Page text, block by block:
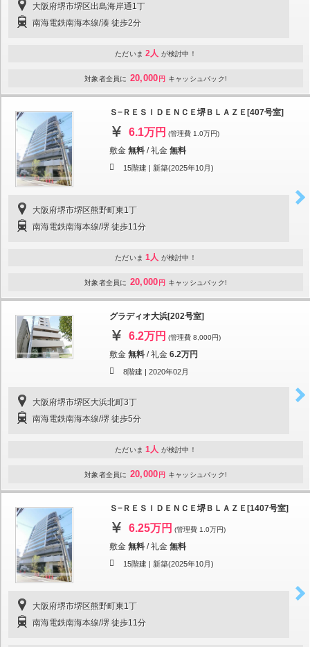
大阪府堺市堺区出島海岸通1丁
南海電鉄南海本線/湊 徒歩2分
ただいま 2人 が検討中！
対象者全員に 20,000 円 キャッシュバック!
Ｓ−ＲＥＳＩＤＥＮＣＥ堺ＢＬＡＺＥ[407号室]
6.1万円 (管理費 1.0万円)
敷金 無料 /礼金 無料
15階建 | 新築(2025年10月)
大阪府堺市堺区熊野町東1丁
南海電鉄南海本線/堺 徒歩11分
ただいま 1人 が検討中！
対象者全員に 20,000 円 キャッシュバック!
グラディオ大浜[202号室]
6.2万円 (管理費 8,000円)
敷金 無料 /礼金 6.2万円
8階建 | 2020年02月
大阪府堺市堺区大浜北町3丁
南海電鉄南海本線/堺 徒歩5分
ただいま 1人 が検討中！
対象者全員に 20,000 円 キャッシュバック!
Ｓ−ＲＥＳＩＤＥＮＣＥ堺ＢＬＡＺＥ[1407号室]
6.25万円 (管理費 1.0万円)
敷金 無料 /礼金 無料
15階建 | 新築(2025年10月)
大阪府堺市堺区熊野町東1丁
南海電鉄南海本線/堺 徒歩11分